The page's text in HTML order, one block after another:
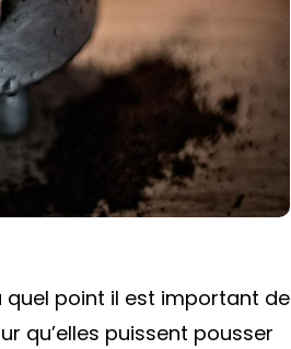
POUR
JARDINIERS
quel point il est important de
qu’elles puissent pousser